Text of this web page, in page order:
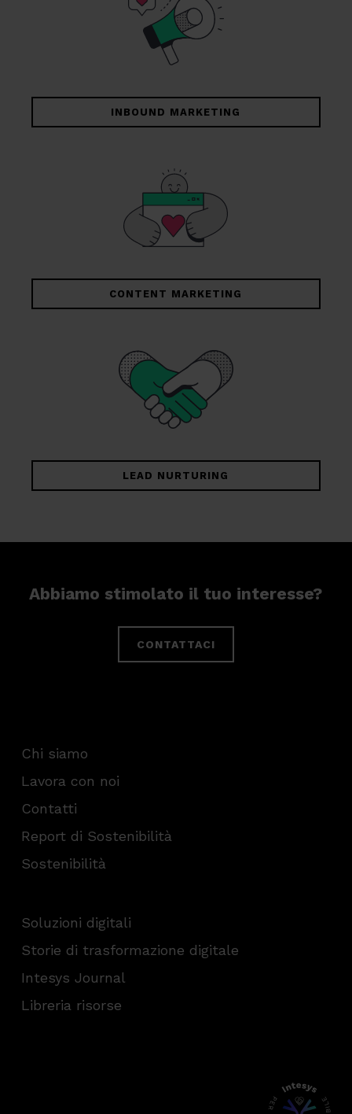
INBOUND MARKETING
CONTENT MARKETING
LEAD NURTURING
Abbiamo stimolato il tuo interesse?
CONTATTACI
Chi siamo
Lavora con noi
Contatti
Report di Sostenibilità
Sostenibilità
Soluzioni digitali
Storie di trasformazione digitale
Intesys Journal
Libreria risorse